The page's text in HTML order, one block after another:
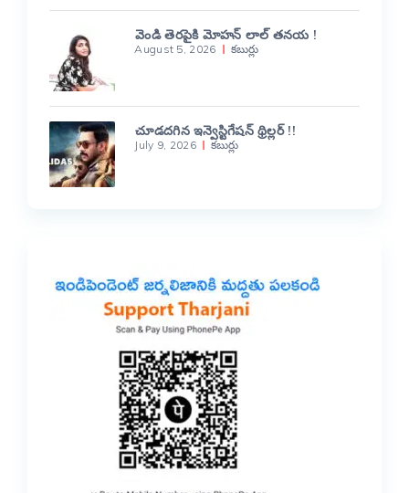
వెండి తెరపైకి మోహన్ లాల్ తనయ !
August 5, 2026 కబుర్లు
చూడదగిన ఇన్వెస్టిగేషన్ థ్రిల్లర్ !!
July 9, 2026 కబుర్లు